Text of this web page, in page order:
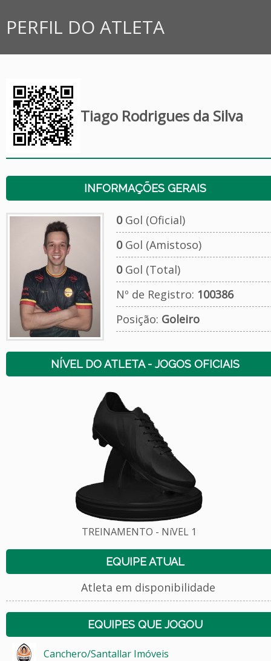
PERFIL DO ATLETA
Tiago Rodrigues da Silva
INFORMAÇÕES GERAIS
0Gol (Oficial)
0Gol (Amistoso)
0Gol (Total)
Nº de Registro: 100386
Posição: Goleiro
NÍVEL DO ATLETA - JOGOS OFICIAIS
TREINAMENTO - NíVEL 1
EQUIPE ATUAL
Atleta em disponibilidade
EQUIPES QUE JOGOU
Canchero/Santallar Imóveis